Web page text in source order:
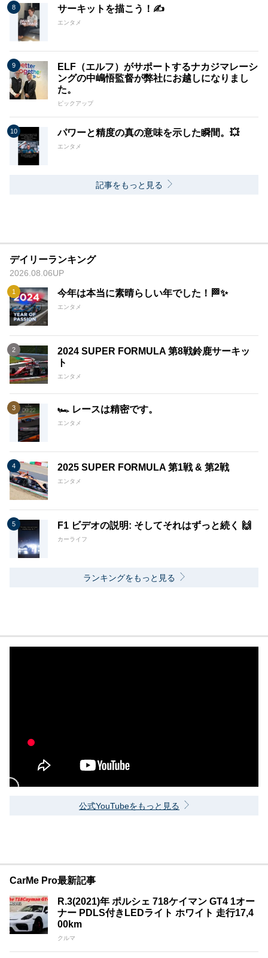
サーキットを描こう！✍️
エンタメ
ELF（エルフ）がサポートするナカジマレーシ
ングの中嶋悟監督が弊社にお越しになりまし
た。
ピックアップ
パワーと精度の真の意味を示した瞬間。💥
エンタメ
記事をもっと見る
デイリーランキング
2026.08.06UP
今年は本当に素晴らしい年でした！🏁✨
エンタメ
2024 SUPER FORMULA 第8戦鈴鹿サーキッ
ト
エンタメ
🏎️ レースは精密です。
エンタメ
2025 SUPER FORMULA 第1戦 & 第2戦
エンタメ
F1 ビデオの説明: そしてそれはずっと続く 🙌
カーライフ
ランキングをもっと見る
公式YouTubeをもっと見る
CarMe Pro最新記事
R.3(2021)年 ポルシェ 718ケイマン GT4 1オー
ナー PDLS付きLEDライト ホワイト 走行17,4
00km
クルマ